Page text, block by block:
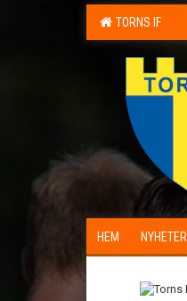
TORNS IF
HEM NYHETER